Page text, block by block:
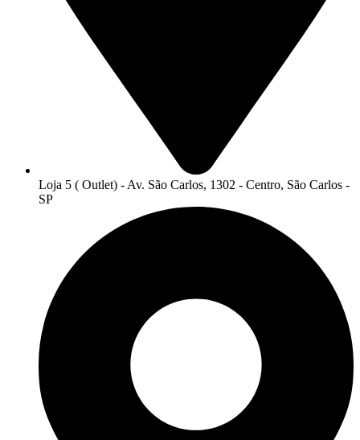
Loja 5 ( Outlet) - Av. São Carlos, 1302 - Centro, São Carlos -
SP